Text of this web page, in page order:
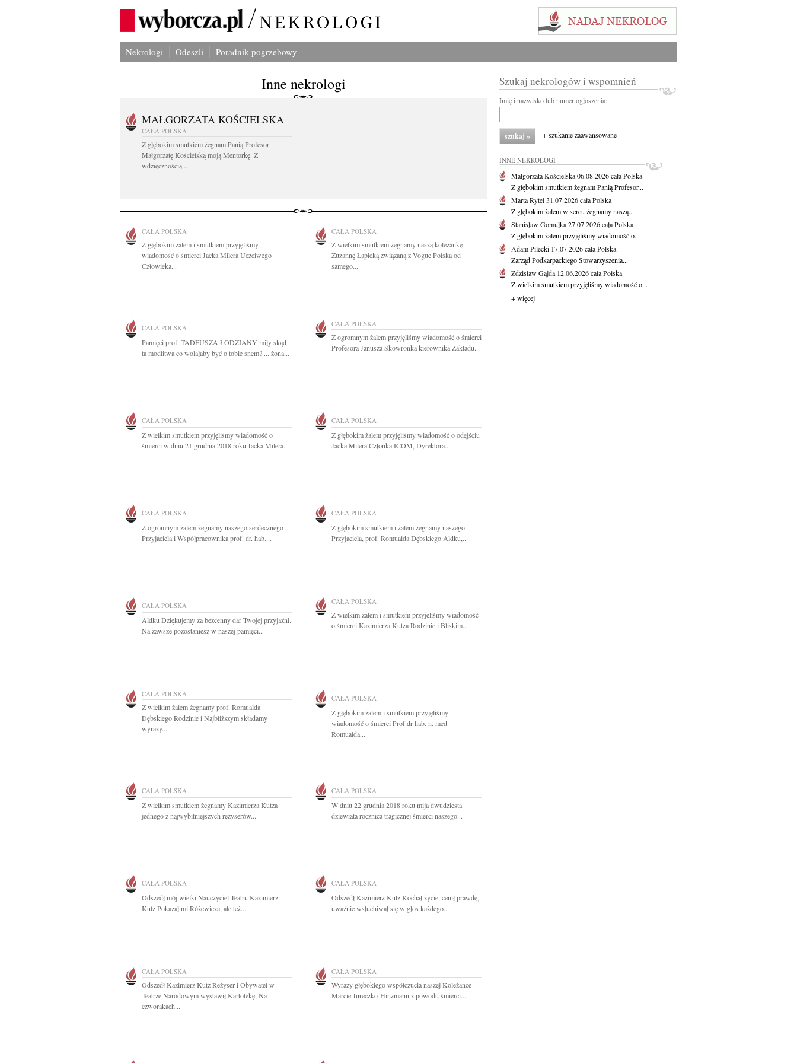
Nekrologi Odeszli Poradnik pogrzebowy
Inne nekrologi
MAŁGORZATA KOŚCIELSKA
CAŁA POLSKA
Z głębokim smutkiem żegnam Panią Profesor
Małgorzatę Kościelską moją Mentorkę. Z
wdzięcznością...
CAŁA POLSKA
Z głębokim żalem i smutkiem przyjęliśmy
wiadomość o śmierci Jacka Milera Uczciwego
Człowieka...
CAŁA POLSKA
Z wielkim smutkiem żegnamy naszą koleżankę
Zuzannę Łapicką związaną z Vogue Polska od
samego...
CAŁA POLSKA
Pamięci prof. TADEUSZA ŁODZIANY miły skąd
ta modlitwa co wolałaby być o tobie snem? ... żona...
CAŁA POLSKA
Z ogromnym żalem przyjęliśmy wiadomość o śmierci
Profesora Janusza Skowronka kierownika Zakładu...
CAŁA POLSKA
Z wielkim smutkiem przyjęliśmy wiadomość o
śmierci w dniu 21 grudnia 2018 roku Jacka Milera...
CAŁA POLSKA
Z głębokim żalem przyjęliśmy wiadomość o odejściu
Jacka Milera Członka ICOM, Dyrektora...
CAŁA POLSKA
Z ogromnym żalem żegnamy naszego serdecznego
Przyjaciela i Współpracownika prof. dr. hab....
CAŁA POLSKA
Z głębokim smutkiem i żalem żegnamy naszego
Przyjaciela, prof. Romualda Dębskiego Aldku,...
CAŁA POLSKA
Aldku Dziękujemy za bezcenny dar Twojej przyjaźni.
Na zawsze pozostaniesz w naszej pamięci...
CAŁA POLSKA
Z wielkim żalem i smutkiem przyjęliśmy wiadomość
o śmierci Kazimierza Kutza Rodzinie i Bliskim...
CAŁA POLSKA
Z wielkim żalem żegnamy prof. Romualda
Dębskiego Rodzinie i Najbliższym składamy
wyrazy...
CAŁA POLSKA
Z głębokim żalem i smutkiem przyjęliśmy
wiadomość o śmierci Prof dr hab. n. med
Romualda...
CAŁA POLSKA
Z wielkim smutkiem żegnamy Kazimierza Kutza
jednego z najwybitniejszych reżyserów...
CAŁA POLSKA
W dniu 22 grudnia 2018 roku mija dwudziesta
dziewiąta rocznica tragicznej śmierci naszego...
CAŁA POLSKA
Odszedł mój wielki Nauczyciel Teatru Kazimierz
Kutz Pokazał mi Różewicza, ale też...
CAŁA POLSKA
Odszedł Kazimierz Kutz Kochał życie, cenił prawdę,
uważnie wsłuchiwał się w głos każdego...
CAŁA POLSKA
Odszedł Kazimierz Kutz Reżyser i Obywatel w
Teatrze Narodowym wystawił Kartotekę, Na
czworakach...
CAŁA POLSKA
Wyrazy głębokiego współczucia naszej Koleżance
Marcie Jureczko-Hinzmann z powodu śmierci...
Szukaj nekrologów i wspomnień
Imię i nazwisko lub numer ogłoszenia:
+ szukanie zaawansowane
INNE NEKROLOGI
Małgorzata Kościelska06.08.2026cała Polska
Z głębokim smutkiem żegnam Panią Profesor...
Marta Rytel31.07.2026cała Polska
Z głębokim żalem w sercu żegnamy naszą...
Stanisław Gomułka27.07.2026cała Polska
Z głębokim żalem przyjęliśmy wiadomość o...
Adam Pilecki 17.07.2026cała Polska
Zarząd Podkarpackiego Stowarzyszenia...
Zdzisław Gajda 12.06.2026cała Polska
Z wielkim smutkiem przyjęliśmy wiadomość o...
+ więcej